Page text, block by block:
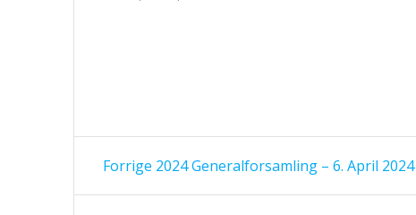
Indlægsnavigation
Forrige Forrige
2024 Generalforsamling – 6. April 2024